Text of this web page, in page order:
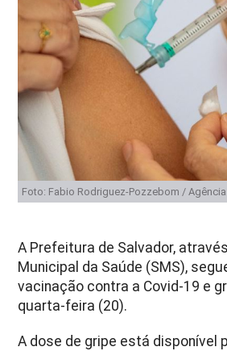
Foto: Fabio Rodriguez-Pozzebom / Agência
A Prefeitura de Salvador,
Municipal da Saúde (SMS),
vacinação contra a Covid-19 e
quarta-feira (20).
A dose de gripe está disponível